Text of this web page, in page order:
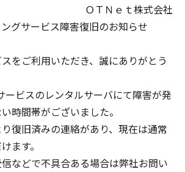
ＯＴＮｅｔ株式会社
グサービス障害復旧のお知らせ
をご利用いただき、誠にありがとう
ービスのレンタルサーバにて障害が発
時間帯がございました。
復旧済みの連絡があり、現在は通常
ます。
などで不具合ある場合は弊社お問い